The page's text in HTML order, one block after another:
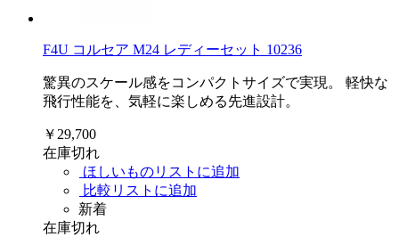
F4U コルセア M24 レディーセット 10236
驚異のスケール感をコンパクトサイズで実現。 軽快な
飛行性能を、気軽に楽しめる先進設計。
￥29,700
在庫切れ
ほしいものリストに追加
比較リストに追加
新着
在庫切れ